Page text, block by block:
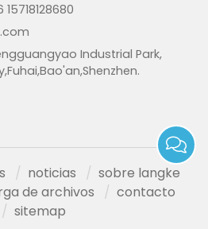
Industrial Park,
noticias
sobre langke
de archivos
contacto
sitemap